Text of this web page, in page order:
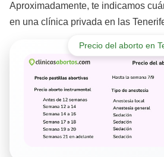
Aproximadamente, te indicamos
en una clínica privada en las
Precio del aborto en